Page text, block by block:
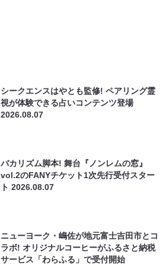
シークエンスはやとも監修! ペアリング霊
視が体験できる占いコンテンツ登場
2026.08.07
バカリズム脚本! 舞台『ノンレムの窓』
vol.2のFANYチケット1次先行受付スター
ト2026.08.07
ニューヨーク・嶋佐が地元富士吉田市とコ
ラボ! オリジナルコーヒーがふるさと納税
サービス「わらふる」で受付開始